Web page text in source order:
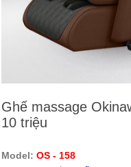
Ghế massage
10 triệu
Model: OS - 158